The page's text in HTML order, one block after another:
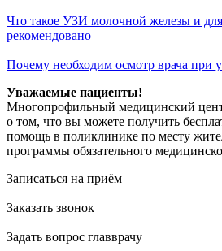
Что такое УЗИ молочной железы и
рекомендовано
Почему необходим осмотр врача при
Уважаемые пациенты!
Многопрофильный медицинский
о том, что вы можете получить
помощь в поликлинике по месту
программы обязательного
Записаться на приём
Заказать звонок
Задать вопрос главврачу